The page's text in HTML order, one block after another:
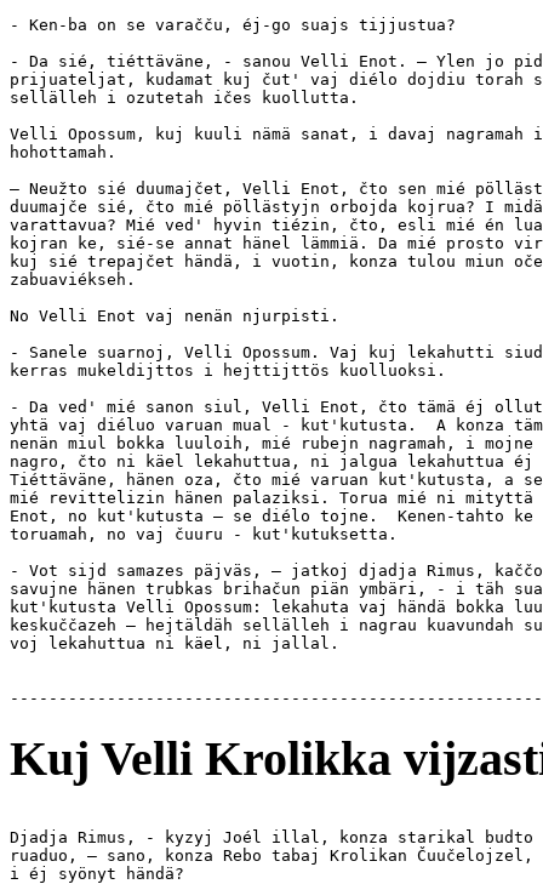
- Ken-ba on se varačču, éj-go suajs tijjustua?
- Da sié, tiéttäväne, - sanou Velli Enot. — Ylen jo
prijuateljat, kudamat kuj čut' vaj diélo dojdiu torah
sellälleh i ozutetah ičes kuollutta.
Velli Opossum, kuj kuuli nämä sanat, i davaj nagramah
hohottamah.
— Neužto sié duumajčet, Velli Enot, čto sen mié
duumajče sié, čto mié pöllästyjn orbojda kojrua? I
varattavua? Mié ved' hyvin tiézin, čto, esli mié én
kojran ke, sié-se annat hänel lämmiä. Da mié prosto
kuj sié trepajčet händä, i vuotin, konza tulou miun
zabuaviékseh.
No Velli Enot vaj nenän njurpisti.
- Sanele suarnoj, Velli Opossum. Vaj kuj lekahutti
kerras mukeldijttos i hejttijttös kuolluoksi.
- Da ved' mié sanon siul, Velli Enot, čto tämä éj ollut
yhtä vaj diéluo varuan mual - kut'kutusta.  A konza
nenän miul bokka luuloih, mié rubejn nagramah, i
nagro, čto ni käel lekahuttua, ni jalgua lekahuttua éj
Tiéttäväne, hänen oza, čto mié varuan kut'kutusta, a
mié revittelizin hänen palaziksi. Torua mié ni mityttä
Enot, no kut'kutusta — se diélo tojne.  Kenen-tahto ke
toruamah, no vaj čuuru - kut'kutuksetta.
- Vot sijd samazes päjväs, — jatkoj djadja Rimus,
savujne hänen trubkas brihačun piän ymbäri, - i täh
kut'kutusta Velli Opossum: lekahuta vaj händä bokka
keskuččazeh — hejtäldäh sellälleh i nagrau kuavundah
voj lekahuttua ni käel, ni jallal.
Kuj Velli Krolikka
Djadja Rimus, - kyzyj Joél illal, konza starikal
ruaduo, — sano, konza Rebo tabaj Krolikan Čuučelojzel,
i éj syönyt händä?